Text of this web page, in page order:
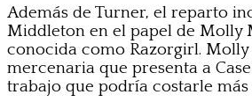
Además de Turner, el reparto
Middleton en el papel de Molly
conocida como Razorgirl. Molly
mercenaria que presenta a
trabajo que podría costarle más